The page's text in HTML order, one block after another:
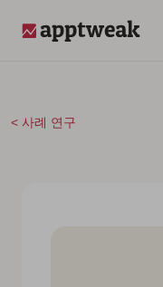
사례 연구